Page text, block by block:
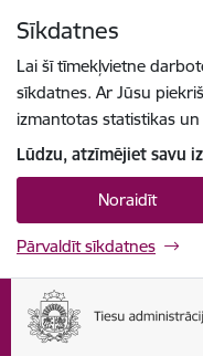
Sīkdatnes
Lai šī tīmekļvietne
sīkdatnes. Ar Jūsu
izmantotas statistikas
Lūdzu, atzīmējiet savu
Noraidīt
Pārvaldīt sīkdatnes